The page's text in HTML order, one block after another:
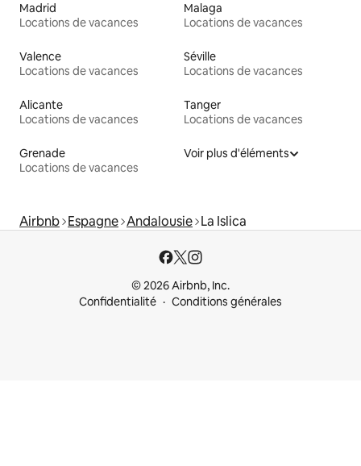
Madrid
Locations de vacances
Malaga
Locations de vacances
Valence
Locations de vacances
Séville
Locations de vacances
Alicante
Locations de vacances
Tanger
Locations de vacances
Grenade
Locations de vacances
Voir plus d'éléments
Airbnb Espagne Andalousie La Islica
© 2026 Airbnb, Inc.
Confidentialité
Conditions générales